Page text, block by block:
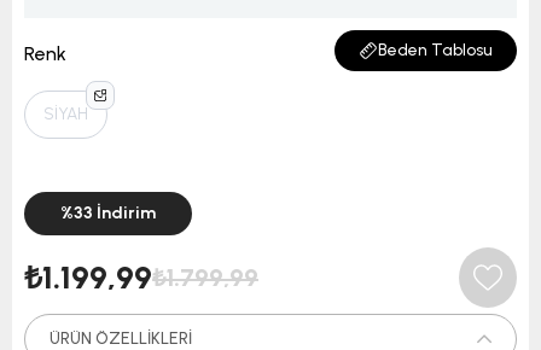
Renk Beden Tablosu
SİYAH
%33 İndirim
₺1.799,99
₺1.199,99
ÜRÜN ÖZELLIKLERI